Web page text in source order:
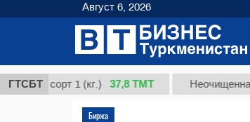
ГТСБТ
сорт 1 (кг.) 37,8 ТМТ Неочищенная
Биржа
Август 6, 2026